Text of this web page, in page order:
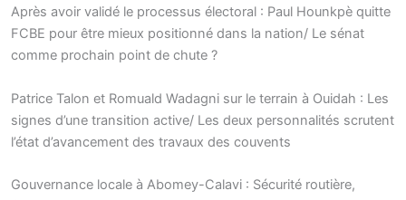
Après avoir validé le processus électoral : Paul Hounkpè quitte
FCBE pour être mieux positionné dans la nation/ Le sénat
comme prochain point de chute ?
Patrice Talon et Romuald Wadagni sur le terrain à Ouidah : Les
signes d’une transition active/ Les deux personnalités scrutent
l’état d’avancement des travaux des couvents
Gouvernance locale à Abomey-Calavi : Sécurité routière,